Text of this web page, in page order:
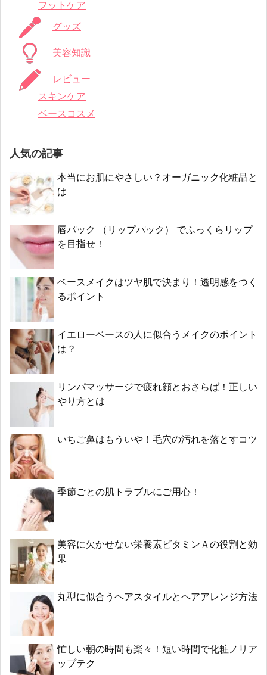
フットケア
グッズ
美容知識
レビュー
スキンケア
ベースコスメ
人気の記事
本当にお肌にやさしい？オーガニック化粧品と
は
唇パック （リップパック） でふっくらリップ
を目指せ！
ベースメイクはツヤ肌で決まり！透明感をつく
るポイント
イエローベースの人に似合うメイクのポイント
は？
リンパマッサージで疲れ顔とおさらば！正しい
やり方とは
いちご鼻はもういや！毛穴の汚れを落とすコツ
季節ごとの肌トラブルにご用心！
美容に欠かせない栄養素ビタミンＡの役割と効
果
丸型に似合うヘアスタイルとヘアアレンジ方法
忙しい朝の時間も楽々！短い時間で化粧ノリア
ップテク